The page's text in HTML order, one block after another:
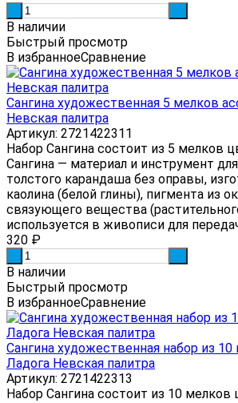
В наличии
Быстрый просмотр
В избранноеСравнение
Сангина художественная 5 мелков
Невская палитра
Артикул: 2721422311
Набор Сангина состоит из 5 мелков
Сангина — материал и инструмент
толстого карандаша без оправы,
каолина (белой глины), пигмента из
связующего вещества
используется в живописи для
320 ₽
В наличии
Быстрый просмотр
В избранноеСравнение
Сангина художественная набор из
Ладога Невская палитра
Артикул: 2721422313
Набор Сангина состоит из 10 мелков